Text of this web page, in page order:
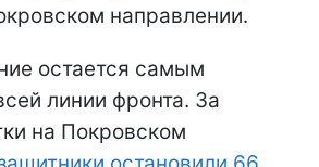
направлении.
остается самым
линии фронта. За
на Покровском